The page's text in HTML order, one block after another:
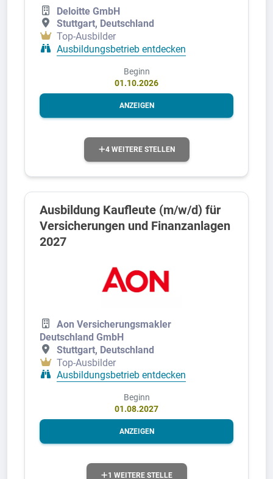
Deloitte GmbH
Stuttgart, Deutschland
Top-Ausbilder
Ausbildungsbetrieb entdecken
Beginn
01.10.2026
ANZEIGEN
4 WEITERE STELLEN
Ausbildung Kaufleute (m/w/d) für
Versicherungen und Finanzanlagen
2027
Aon Versicherungsmakler
Deutschland GmbH
Stuttgart, Deutschland
Top-Ausbilder
Ausbildungsbetrieb entdecken
Beginn
01.08.2027
ANZEIGEN
1 WEITERE STELLE